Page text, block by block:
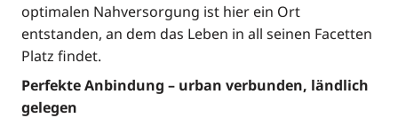
optimalen Nahversorgung ist hier ein Ort
entstanden, an dem das Leben in all seinen Facetten
Platz findet.
Perfekte Anbindung – urban verbunden, ländlich
gelegen